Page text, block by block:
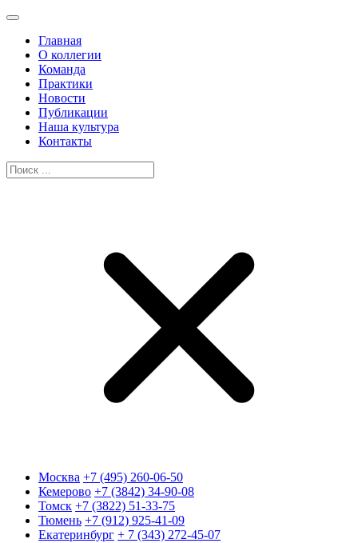
Главная
О коллегии
Команда
Практики
Новости
Публикации
Наша культура
Контакты
Москва +7 (495) 260-06-50
Кемерово +7 (3842) 34-90-08
Томск +7 (3822) 51-33-75
Тюмень +7 (912) 925-41-09
Екатеринбург + 7 (343) 272-45-07